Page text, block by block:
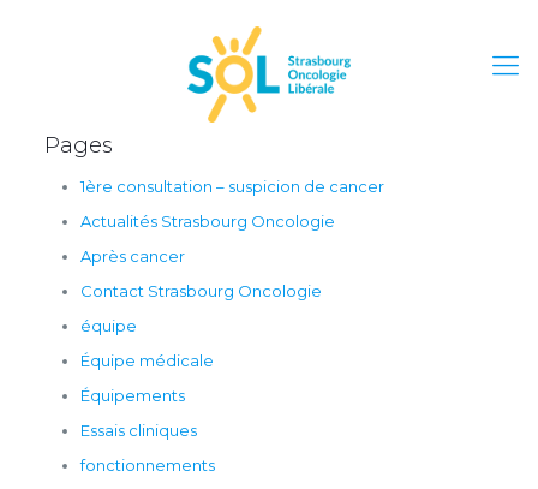
Pages
1ère consultation – suspicion de cancer
Actualités Strasbourg Oncologie
Après cancer
Contact Strasbourg Oncologie
équipe
Équipe médicale
Équipements
Essais cliniques
fonctionnements